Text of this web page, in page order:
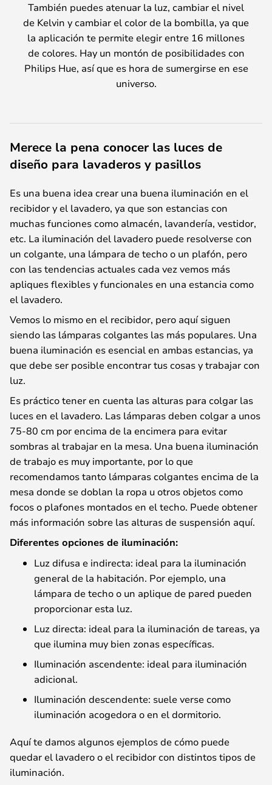
También puedes atenuar la luz, cambiar el nivel
de Kelvin y cambiar el color de la bombilla, ya que
la aplicación te permite elegir entre 16 millones
de colores. Hay un montón de posibilidades con
Philips Hue, así que es hora de sumergirse en ese
universo.
Merece la pena conocer las luces de
diseño para lavaderos y pasillos
Es una buena idea crear una buena iluminación en el
recibidor y el lavadero, ya que son estancias con
muchas funciones como almacén, lavandería, vestidor,
etc. La iluminación del lavadero puede resolverse con
un colgante, una lámpara de techo o un plafón, pero
con las tendencias actuales cada vez vemos más
apliques flexibles y funcionales en una estancia como
el lavadero.
Vemos lo mismo en el recibidor, pero aquí siguen
siendo las lámparas colgantes las más populares. Una
buena iluminación es esencial en ambas estancias, ya
que debe ser posible encontrar tus cosas y trabajar con
luz.
Es práctico tener en cuenta las alturas para colgar las
luces en el lavadero. Las lámparas deben colgar a unos
75-80 cm por encima de la encimera para evitar
sombras al trabajar en la mesa. Una buena iluminación
de trabajo es muy importante, por lo que
recomendamos tanto lámparas colgantes encima de la
mesa donde se doblan la ropa u otros objetos como
focos o plafones montados en el techo. Puede obtener
más información sobre las alturas de suspensión aquí.
Diferentes opciones de iluminación:
Luz difusa e indirecta: ideal para la iluminación
general de la habitación. Por ejemplo, una
lámpara de techo o un aplique de pared pueden
proporcionar esta luz.
Luz directa: ideal para la iluminación de tareas, ya
que ilumina muy bien zonas específicas.
Iluminación ascendente: ideal para iluminación
adicional.
Iluminación descendente: suele verse como
iluminación acogedora o en el dormitorio.
Aquí te damos algunos ejemplos de cómo puede
quedar el lavadero o el recibidor con distintos tipos de
iluminación.